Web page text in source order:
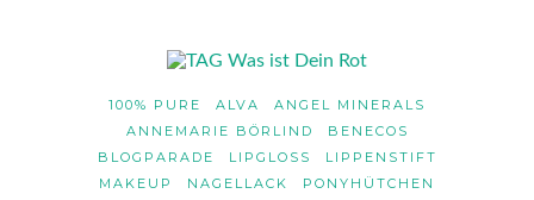
100% PURE ALVA
ANGEL MINERALS
ANNEMARIE BÖRLIND
BENECOS
BLOGPARADE
LIPGLOSS
LIPPENSTIFT
MAKEUP
NAGELLACK
PONYHÜTCHEN